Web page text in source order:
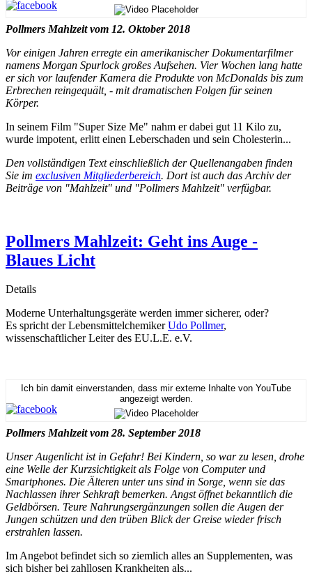
Pollmers Mahlzeit vom 12. Oktober 2018
Vor einigen Jahren erregte ein amerikanischer Dokumentarfilmer
namens Morgan Spurlock großes Aufsehen. Vier Wochen lang hatte
er sich vor laufender Kamera die Produkte von McDonalds bis zum
Erbrechen reingequält, - mit dramatischen Folgen für seinen
Körper.
In seinem Film "Super Size Me" nahm er dabei gut 11 Kilo zu,
wurde impotent, erlitt einen Leberschaden und sein Cholesterin...
Den vollständigen Text einschließlich der Quellenangaben finden
Sie im exclusiven Mitgliederbereich. Dort ist auch das Archiv der
Beiträge von "Mahlzeit" und "Pollmers Mahlzeit" verfügbar.
Pollmers Mahlzeit: Geht ins Auge -
Blaues Licht
Details
Moderne Unterhaltungsgeräte werden immer sicherer, oder?
Es spricht der LebensmittelchemikerUdo Pollmer,
wissenschaftlicher Leiter des EU.L.E. e.V.
Ich bin damit einverstanden, dass mir externe Inhalte von YouTube
angezeigt werden.
Pollmers Mahlzeit vom 28. September 2018
Unser Augenlicht ist in Gefahr! Bei Kindern, so war zu lesen, drohe
eine Welle der Kurzsichtigkeit als Folge von Computer und
Smartphones. Die Älteren unter uns sind in Sorge, wenn sie das
Nachlassen ihrer Sehkraft bemerken. Angst öffnet bekanntlich die
Geldbörsen. Teure Nahrungsergänzungen sollen die Augen der
Jungen schützen und den trüben Blick der Greise wieder frisch
erstrahlen lassen.
Im Angebot befindet sich so ziemlich alles an Supplementen, was
sich bisher bei zahllosen Krankheiten als...